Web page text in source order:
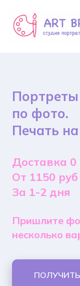
по фото.
Печать
Доставка 0
От 1150 руб
За 1-2 дня
Пришлите
несколько